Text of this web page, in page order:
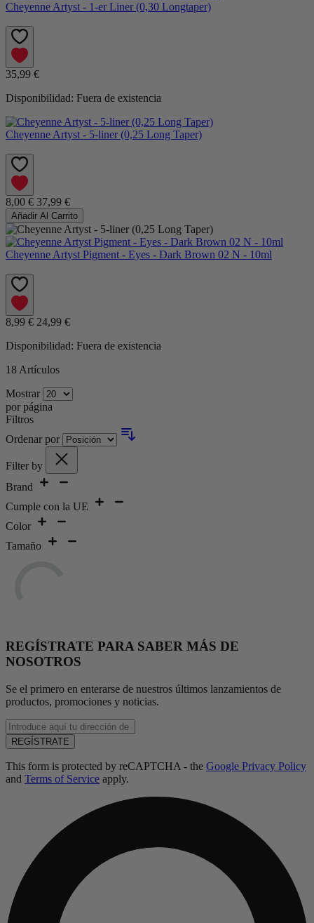
Cheyenne Artyst - 1-er Liner (0,30 Longtaper)
35,99 €
Disponibilidad: Fuera de existencia
Cheyenne Artyst - 5-liner (0,25 Long Taper)
8,00 € 37,99 €
Añadir Al Carrito
Cheyenne Artyst Pigment - Eyes - Dark Brown 02 N - 10ml
8,99 € 24,99 €
Disponibilidad: Fuera de existencia
18 Artículos
Mostrar
por página
Filtros
Ordenar por
Filter by
Brand
Cumple con la UE
Color
Tamaño
REGÍSTRATE PARA SABER MÁS DE
NOSOTROS
Se el primero en enterarse de nuestros últimos lanzamientos de
productos, promociones y noticias.
Enter
email
address
REGÍSTRATE
This form is protected by reCAPTCHA - the Google Privacy Policy
and Terms of Service apply.